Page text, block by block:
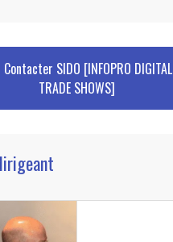
Contacter SIDO [INFOPRO DIGITAL
TRADE SHOWS]